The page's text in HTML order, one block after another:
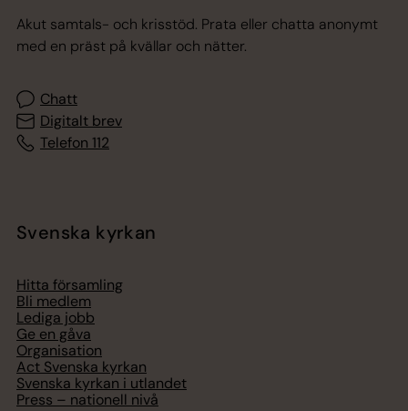
Akut samtals- och krisstöd. Prata eller chatta anonymt
med en präst på kvällar och nätter.
Chatt
Digitalt brev
Telefon 112
Svenska kyrkan
Hitta församling
Bli medlem
Lediga jobb
Ge en gåva
Organisation
Act Svenska kyrkan
Svenska kyrkan i utlandet
Press – nationell nivå